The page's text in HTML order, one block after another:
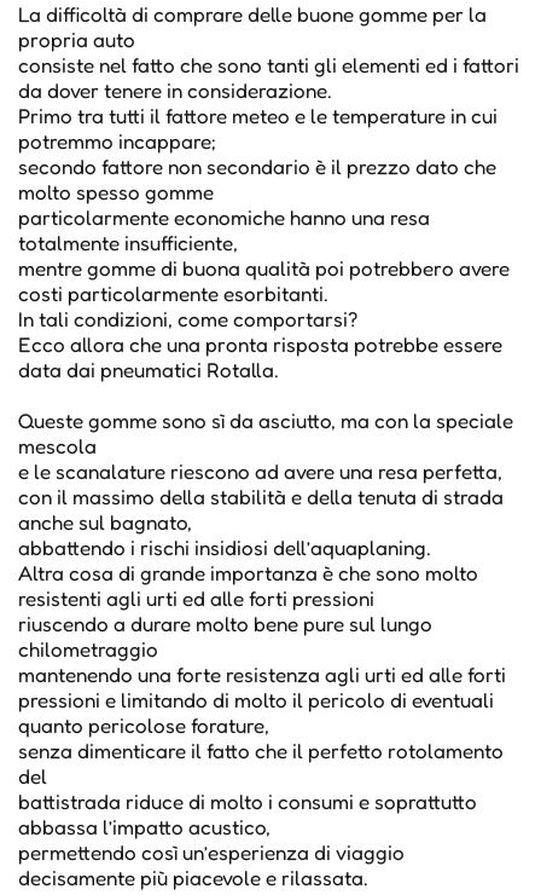
La difficoltà di comprare delle buone gomme per la
propria auto
consiste nel fatto che sono tanti gli elementi ed i fattori
da dover tenere in considerazione.
Primo tra tutti il fattore meteo e le temperature in cui
potremmo incappare;
secondo fattore non secondario è il prezzo dato che
molto spesso gomme
particolarmente economiche hanno una resa
totalmente insufficiente,
mentre gomme di buona qualità poi potrebbero avere
costi particolarmente esorbitanti.
In tali condizioni, come comportarsi?
Ecco allora che una pronta risposta potrebbe essere
data dai pneumatici Rotalla.
Queste gomme sono sì da asciutto, ma con la speciale
mescola
e le scanalature riescono ad avere una resa perfetta,
con il massimo della stabilità e della tenuta di strada
anche sul bagnato,
abbattendo i rischi insidiosi dell’aquaplaning.
Altra cosa di grande importanza è che sono molto
resistenti agli urti ed alle forti pressioni
riuscendo a durare molto bene pure sul lungo
chilometraggio
mantenendo una forte resistenza agli urti ed alle forti
pressioni e limitando di molto il pericolo di eventuali
quanto pericolose forature,
senza dimenticare il fatto che il perfetto rotolamento
del
battistrada riduce di molto i consumi e soprattutto
abbassa l’impatto acustico,
permettendo così un’esperienza di viaggio
decisamente più piacevole e rilassata.